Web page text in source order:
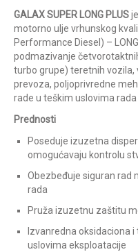
GALAX SUPER LONG PLUS
motorno ulje vrhunskog
Performance Diesel) –
podmazivanje
turbo grupe) teretnih vozila,
prevoza, poljoprivredne
rade u teškim uslovima
Prednosti
Poseduje izuzetna
omogućavaju kontrolu
Obezbeđuje siguran rad
rada
Pruža izuzetnu zaštitu
Izvanredna oksidaciona
uslovima eksploatacije